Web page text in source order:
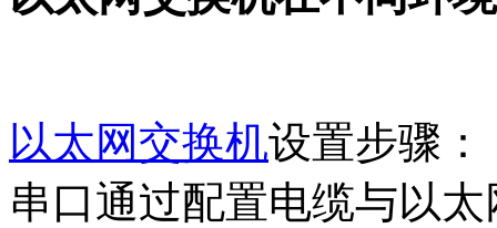
以太网交换机设置步骤：
串口通过配置电缆与以